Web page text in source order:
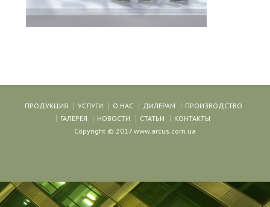
ПРОДУКЦИЯ УСЛУГИ О НАС ДИЛЕРАМ
ПРОИЗВОДСТВО
ГАЛЕРЕЯ
НОВОСТИ СТАТЬИ
КОНТАКТЫ
Copyright © 2017 www.arcus.com.ua